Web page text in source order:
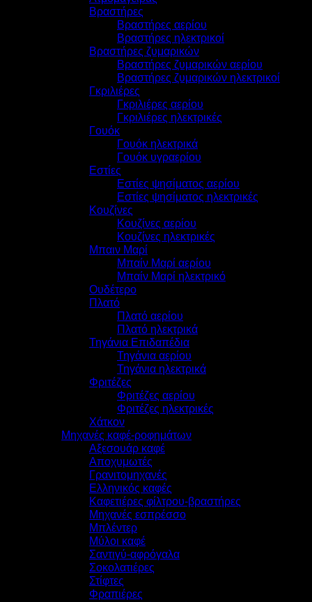
Βραστήρες
Βραστήρες αερίου
Βραστήρες ηλεκτρικοί
Βραστήρες ζυμαρικών
Βραστήρες ζυμαρικών αερίου
Βραστήρες ζυμαρικών ηλεκτρικοί
Γκριλιέρες
Γκριλιέρες αερίου
Γκριλιέρες ηλεκτρικές
Γουόκ
Γουόκ ηλεκτρικά
Γουόκ υγραερίου
Εστίες
Εστίες ψησίματος αερίου
Εστίες ψησίματος ηλεκτρικές
Κουζίνες
Κουζίνες αερίου
Κουζίνες ηλεκτρικές
Μπαιν Μαρί
Μπαίν Μαρί αερίου
Μπαίν Μαρί ηλεκτρικό
Ουδέτερο
Πλατό
Πλατό αερίου
Πλατό ηλεκτρικά
Τηγάνια Επιδαπέδια
Τηγάνια αερίου
Τηγάνια ηλεκτρικά
Φριτέζες
Φριτέζες αερίου
Φριτέζες ηλεκτρικές
Χάτκον
Μηχανές καφέ-ροφημάτων
Αξεσουάρ καφέ
Αποχυμωτές
Γρανιτομηχανές
Ελληνικός καφές
Καφετιέρες φίλτρου-βραστήρες
Μηχανές εσπρέσσο
Μπλέντερ
Μύλοι καφέ
Σαντιγύ-αφρόγαλα
Σοκολατιέρες
Στίφτες
Φραπιέρες